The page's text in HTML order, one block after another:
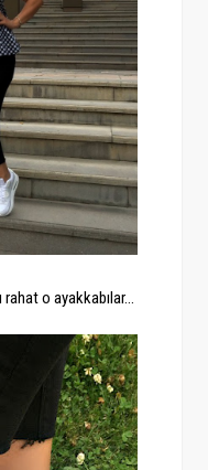
o ayakkabılar...